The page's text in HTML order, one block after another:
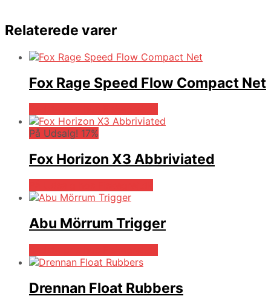
Relaterede varer
Fox Rage Speed Flow Compact Net
På Udsalg! 17%
Fox Horizon X3 Abbriviated
Abu Mörrum Trigger
Drennan Float Rubbers